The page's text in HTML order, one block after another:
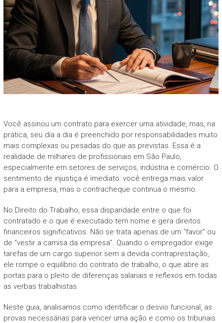
Você assinou um contrato para exercer uma atividade, mas, na
prática, seu dia a dia é preenchido por responsabilidades muito
mais complexas ou pesadas do que as previstas. Essa é a
realidade de milhares de profissionais em São Paulo,
especialmente em setores de serviços, indústria e comércio. O
sentimento de injustiça é imediato: você entrega mais valor
para a empresa, mas o contracheque continua o mesmo.
No Direito do Trabalho, essa disparidade entre o que foi
contratado e o que é executado tem nome e gera direitos
financeiros significativos. Não se trata apenas de um “favor” ou
de “vestir a camisa da empresa”. Quando o empregador exige
tarefas de um cargo superior sem a devida contraprestação,
ele rompe o equilíbrio do contrato de trabalho, o que abre as
portas para o pleito de diferenças salariais e reflexos em todas
as verbas trabalhistas.
Neste guia, analisamos como identificar o desvio funcional, as
provas necessárias para vencer uma ação e como os tribunais